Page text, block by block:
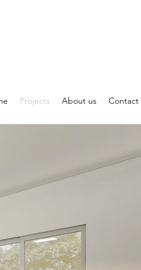
Projects About us Contact